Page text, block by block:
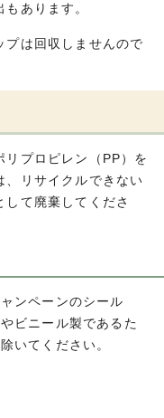
あります。
プは回収しませんので
プロピレン（PP）を
、リサイクルできない
て廃棄してくださ
ンペーンのシール
ビニール製であるた
いてください。